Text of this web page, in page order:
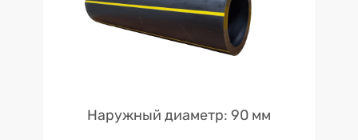
Наружный диаметр: 90 мм